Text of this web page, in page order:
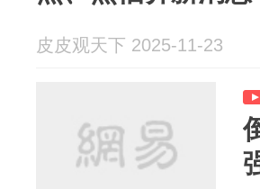
皮皮观天下 2025-11-23